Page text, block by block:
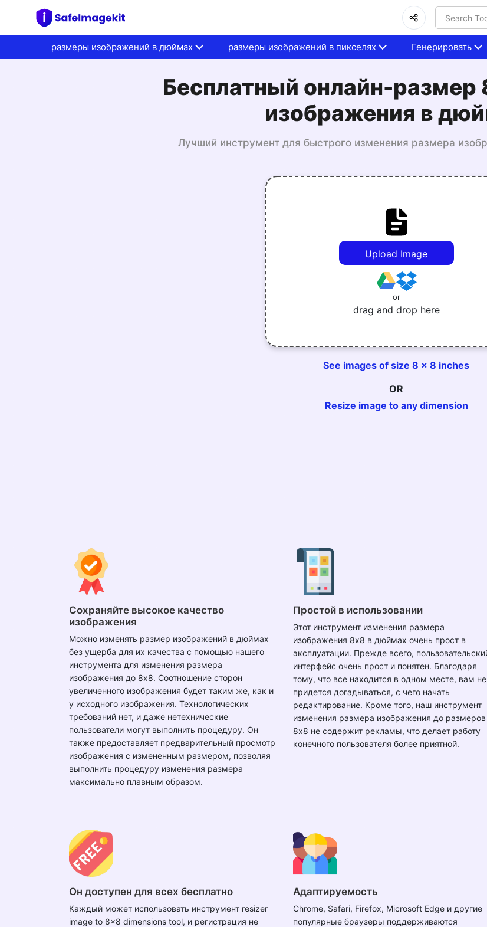
размеры изображений в дюймах размеры изображений в пикселях Генерировать
Бесплатный онлайн-
изображения в
Лучший инструмент для быстрого изменения размера
Upload Image
or
drag and drop here
See images of size 8 x 8 inches
OR
Resize image to any dimension
Сохраняйте высокое качество
изображения
Можно изменять размер изображений в дюймах
без ущерба для их качества с помощью нашего
инструмента для изменения размера
изображения до 8x8. Соотношение сторон
увеличенного изображения будет таким же, как и
у исходного изображения. Технологических
требований нет, и даже нетехнические
пользователи могут выполнить процедуру. Он
также предоставляет предварительный просмотр
изображения с измененным размером, позволяя
выполнить процедуру изменения размера
максимально плавным образом.
Простой в использовании
Этот инструмент изменения размера
изображения 8x8 в дюймах очень прост в
эксплуатации. Прежде всего,
интерфейс очень прост и понятен. Благодаря
тому, что все находится в одном месте, вам не
придется догадываться, с чего начать
редактирование. Кроме того, наш инструмент
изменения размера изображения до размеров
8x8 не содержит рекламы, что делает работу
конечного пользователя более приятной.
Он доступен для всех бесплатно
Каждый может использовать инструмент resizer
image to 8x8 dimensions tool, и регистрация не
Адаптируемость
Chrome, Safari, Firefox, Microsoft Edge и другие
популярные браузеры поддерживаются